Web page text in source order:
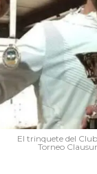
El trinquete del
Torneo